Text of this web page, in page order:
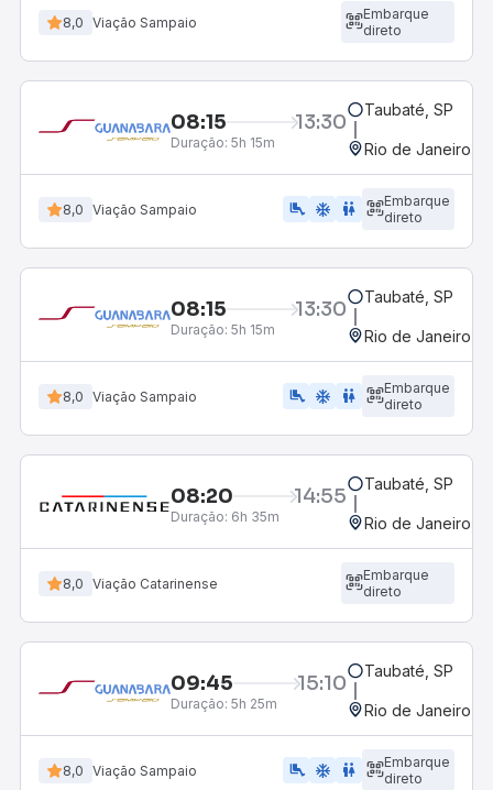
8,0 Viação Sampaio
Embarque
direto
08:15 13:30
Duração: 5h 15m
Taubaté, SP
Rio de Janeiro,
8,0 Viação Sampaio airline_seat_legroom_extra ac_unit wc
Embarque
direto
08:15 13:30
Duração: 5h 15m
Taubaté, SP
Rio de Janeiro,
8,0 Viação Sampaio airline_seat_legroom_extra ac_unit wc
Embarque
direto
08:20 14:55
Duração: 6h 35m
Taubaté, SP
Rio de Janeiro,
8,0 Viação Catarinense
Embarque
direto
09:45 15:10
Duração: 5h 25m
Taubaté, SP
Rio de Janeiro,
8,0 Viação Sampaio airline_seat_legroom_extra ac_unit WC
Embarque
direto